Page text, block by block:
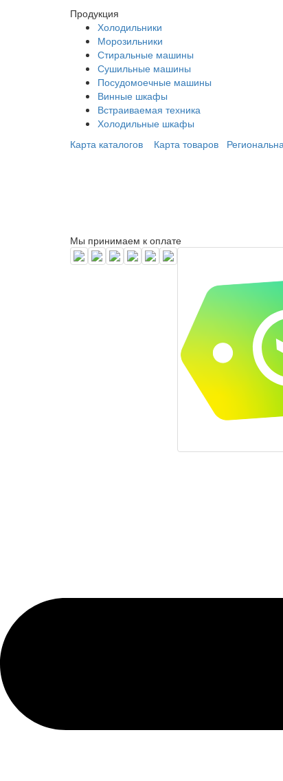
Продукция
Холодильники
Морозильники
Стиральные машины
Сушильные машины
Посудомоечные машины
Винные шкафы
Встраиваемая техника
Холодильные шкафы
Карта каталогов
Карта товаров
Мы принимаем к оплате